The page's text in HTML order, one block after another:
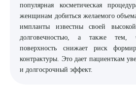
популярная косметическая
женщинам добиться желаемого
импланты известны своей
долговечностью, а также тем,
поверхность снижает риск
контрактуры. Это дает пациенткам
и долгосрочный эффект.